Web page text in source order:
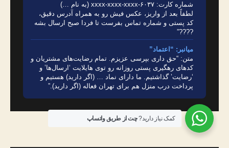
شماره کارت: ۶۰۳۷-xxxx-xxxx-xxxx (به نام …)
لطفاً بعد از واریز، عکس فیش رو به همراه آدرس دقیق،
کد پستی و شماره تماس بفرست تا فردا صبح ارسال بشه
????”
میانبر: “اعتماد”
متن: “حق داری بپرسی عزیزم. تمام رضایت‌های مشتریان و
کدهای رهگیری پستی روزانه رو توی هایلایت ‘ارسال‌ها’ و
‘رضایت’ گذاشتیم. ما دارای نماد … (اگر دارید) هستیم و
پرداخت درب منزل هم برای تهران فعاله (اگر دارید).”
کمک نیاز دارید?چت از طریق واتساپ